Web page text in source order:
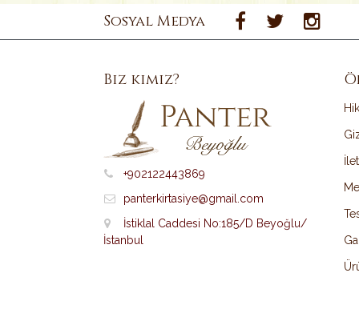
Sosyal Medya
Biz kimiz?
+902122443869
panterkirtasiye@gmail.com
İstiklal Caddesi No:185/D Beyoğlu/
İstanbul